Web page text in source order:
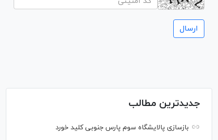
جدیدترین مطالب
بازسازی پالایشگاه سوم پارس جنوبی کلید خورد